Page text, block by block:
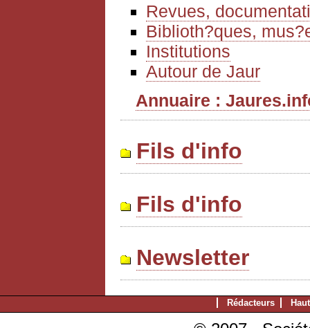
Revues,
Biblioth?ques,
Institutions
Autour de Jaur
Annuaire :
Fils d'info
Fils d'info
Newsletter
Rédacteurs